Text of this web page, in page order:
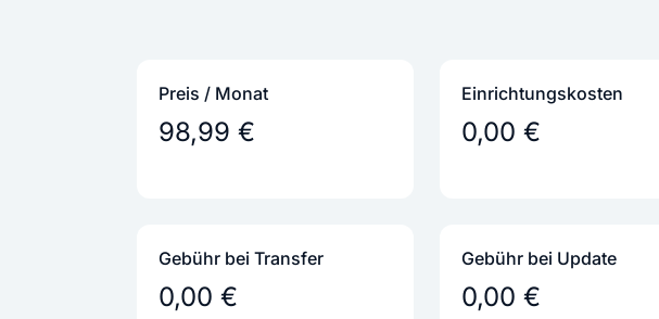
Preis / Monat
98,99 €
Einrichtungs­kosten
0,00 €
Gebühr bei Transfer
0,00 €
Gebühr bei Update
0,00 €